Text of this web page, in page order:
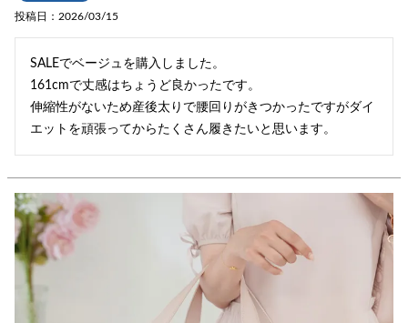
投稿日 2026/03/15
SALEでベージュを購入しました。
161cmで丈感はちょうど良かったです。
伸縮性がないため産後太りで腰回りがきつかったですがダイ
エットを頑張ってからたくさん履きたいと思います。